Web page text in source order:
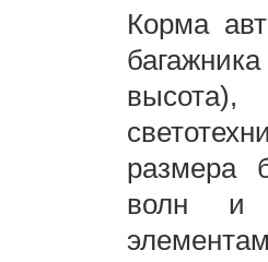
Корма
размера
волн и